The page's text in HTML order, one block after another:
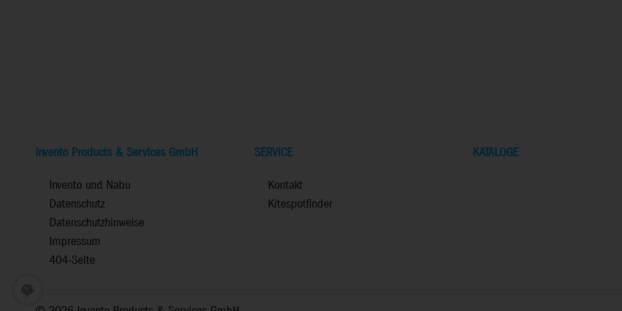
Invento Products & Services GmbH
Invento und Nabu
Datenschutz
Datenschutzhinweise
Impressum
404-Seite
SERVICE
Kontakt
Kitespotfinder
KATALOGE